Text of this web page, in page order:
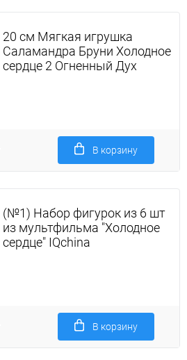
20 см Мягкая игрушка
Саламандра Бруни Холодное
сердце 2 Огненный Дух
В корзину
(№1) Набор фигурок из 6 шт
из мультфильма "Холодное
сердце" IQchina
В корзину